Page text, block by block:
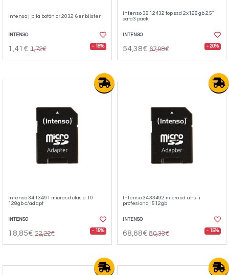
Intenso | pila botón cr 2032 6er blister
INTENSO
1,41€ 1,72€ - 18%
Intenso 3812432 top ssd 2x128gb 2.5"
sata3 pack
INTENSO
54,38€ 67,98€ - 20%
Intenso 3413491 micro sd clase 10
128gb c/adapt
INTENSO
18,85€ 22,22€ - 15%
Intenso 3433492 micro sd uhs-i
profesional 512gb
INTENSO
68,68€ 80,33€ - 15%